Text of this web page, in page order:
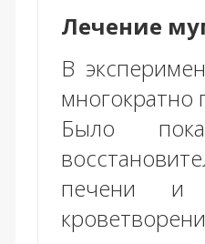
Лечение
В
Было
печени и